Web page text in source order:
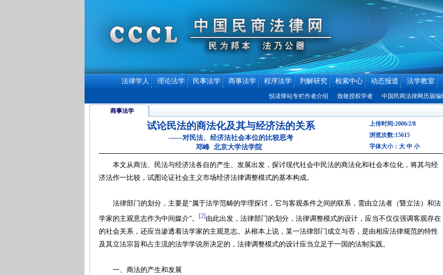
法律学人 理论法学 民事法学 商事法学 程序法学 判解研究 检索中心 动态报道 法学教室
悦读驿站专栏作者介绍 致敬授权学者 中国民商法律网历届编辑联系
商事法学
试论民法的商法化及其与经济法的关系
——对民法、经济法社会本位的比较思考
邓峰 北京大学法学院
上传时间:2006/2/8
浏览次数:15615
字体大小： 大 中 小
本文从商法、民法与经济法各自的产生、发展出发，探讨现代社会中民法的商法化和社会本位化，将其与经
济法作一比较，试图论证社会主义市场经济法律调整模式的基本构成。
法律部门的划分，主要是“属于法学范畴的学理探讨，它与客观条件之间的联系，需由立法者（暨立法）和法
学家的主观意志作为中间媒介”。 [2]由此出发，法律部门的划分，法律调整模式的设计，应当不仅仅强调客观存在
的社会关系，还应当渗透着法学家的主观意志。从根本上说，某一法律部门成立与否，是由相应法律规范的特性
及其立法宗旨和占主流的法学学说所决定的，法律调整模式的设计应当立足于一国的法制实践。
一、商法的产生和发展